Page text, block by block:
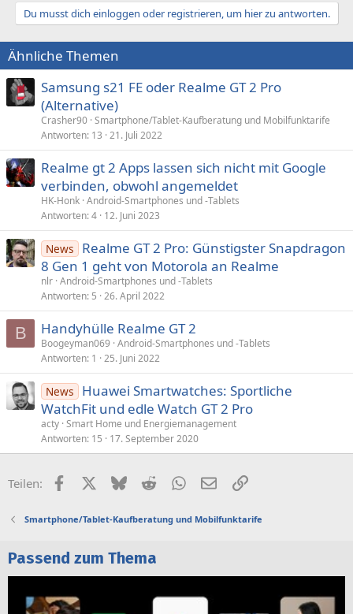
Du musst dich einloggen oder registrieren, um hier zu antworten.
Ähnliche Themen
Samsung s21 FE oder Realme GT 2 Pro
(Alternative)
Crasher90 Smartphone/Tablet-Kaufberatung und Mobilfunktarife
Antworten 13 21. Juli 2022
Realme gt 2 Apps lassen sich nicht mit Google
verbinden, obwohl angemeldet
HK-Honk Android-Smartphones und -Tablets
Antworten 4 12. Juni 2023
News
Realme GT 2 Pro: Günstigster Snapdragon
8 Gen 1 geht von Motorola an Realme
nlr Android-Smartphones und -Tablets
Antworten 5 26. April 2022
B Handyhülle Realme GT 2
Boogeyman069 Android-Smartphones und -Tablets
Antworten 1 25. Juni 2022
News
Huawei Smartwatches: Sportliche
WatchFit und edle Watch GT 2 Pro
acty Smart Home und Energiemanagement
Antworten 15 17. September 2020
Teilen: FacebookX (Twitter)
BlueskyRedditWhatsApp
E-MailLink
Smartphone/Tablet-Kaufberatung und Mobilfunktarife
Passend zum Thema